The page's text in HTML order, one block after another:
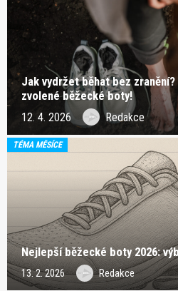
Jak vydržet běhat bez
zvolené běžecké boty!
12. 4. 2026 Redakce
TÉMA MĚSÍCE
Nejlepší běžecké boty 2026:
13. 2. 2026 Redakce